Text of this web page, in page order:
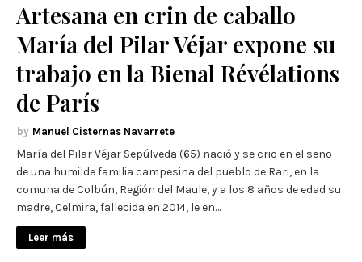
Artesana en crin de caballo
María del Pilar Véjar expone su
trabajo en la Bienal Révélations
de París
Manuel Cisternas Navarrete
María del Pilar Véjar Sepúlveda (65) nació y se crio en el seno
de una humilde familia campesina del pueblo de Rari, en la
comuna de Colbún, Región del Maule, y a los 8 años de edad su
madre, Celmira, fallecida en 2014, le en…
Leer más